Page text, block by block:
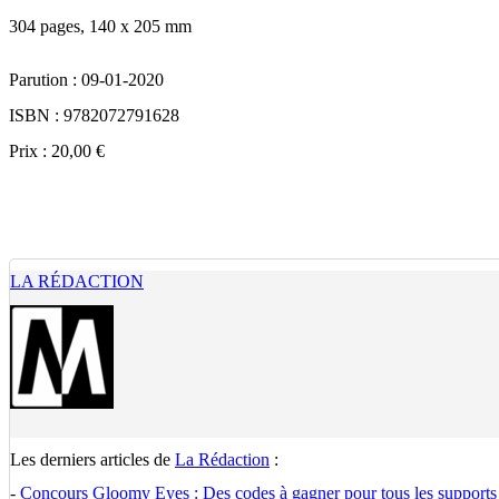
304 pages, 140 x 205 mm
Parution : 09-01-2020
ISBN : 9782072791628
Prix : 20,00 €
LA RÉDACTION
Les derniers articles de La Rédaction :
- Concours Gloomy Eyes : Des codes à gagner pour tous les